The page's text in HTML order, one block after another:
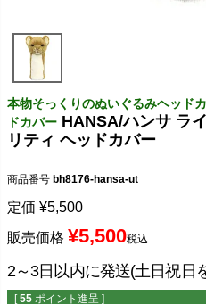
本物そっくりのぬいぐるみヘッド
ドカバー HANSA/ハンサ ラ
リティ ヘッドカバー
商品番号 bh8176-hansa-ut
定価 ¥5,500
販売価格 ¥5,500税込
2～3日以内に発送(土日祝日
[ 55 ポイント進呈 ]